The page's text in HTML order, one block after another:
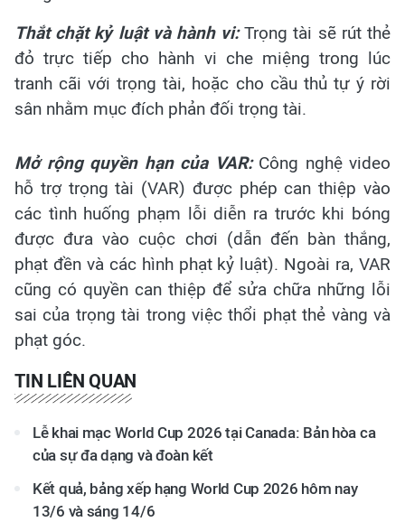
Thắt chặt kỷ luật và hành vi:Trọng tài sẽ rút thẻ
đỏ trực tiếp cho hành vi che miệng trong lúc
tranh cãi với trọng tài, hoặc cho cầu thủ tự ý rời
sân nhằm mục đích phản đối trọng tài.
Mở rộng quyền hạn của VAR:Công nghệ video
hỗ trợ trọng tài (VAR) được phép can thiệp vào
các tình huống phạm lỗi diễn ra trước khi bóng
được đưa vào cuộc chơi (dẫn đến bàn thắng,
phạt đền và các hình phạt kỷ luật). Ngoài ra, VAR
cũng có quyền can thiệp để sửa chữa những lỗi
sai của trọng tài trong việc thổi phạt thẻ vàng và
phạt góc.
TIN LIÊN QUAN
Lễ khai mạc World Cup 2026 tại Canada: Bản hòa ca
của sự đa dạng và đoàn kết
Kết quả, bảng xếp hạng World Cup 2026 hôm nay
13/6 và sáng 14/6